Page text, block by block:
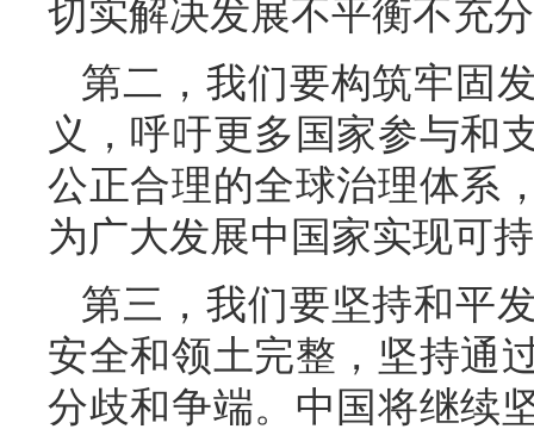
切实解决发展不平衡不充
第二，我们要构筑牢固
义，呼吁更多国家参与和
公正合理的全球治理体系
为广大发展中国家实现可
第三，我们要坚持和平
安全和领土完整，坚持通
分歧和争端。中国将继续